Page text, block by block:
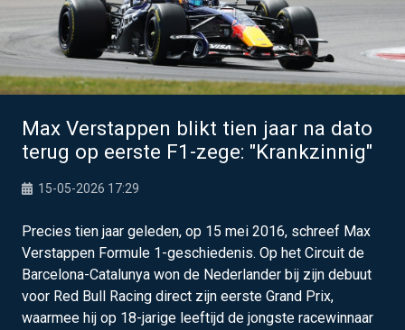
Max Verstappen blikt tien jaar na dato
terug op eerste F1-zege: "Krankzinnig"
15-05-2026 17:29
Precies tien jaar geleden, op 15 mei 2016, schreef Max
Verstappen Formule 1-geschiedenis. Op het Circuit de
Barcelona-Catalunya won de Nederlander bij zijn debuut
voor Red Bull Racing direct zijn eerste Grand Prix,
waarmee hij op 18-jarige leeftijd de jongste racewinnaar